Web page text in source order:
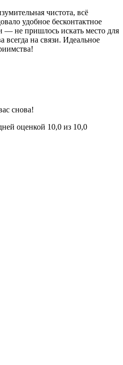
чистота, всё
удобное бесконтактное
— не пришлось искать место для
на связи. Идеальное
снова!
оценкой 10,0 из 10,0